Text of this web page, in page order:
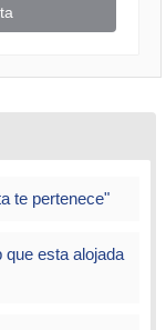
te pertenece"
esta alojada